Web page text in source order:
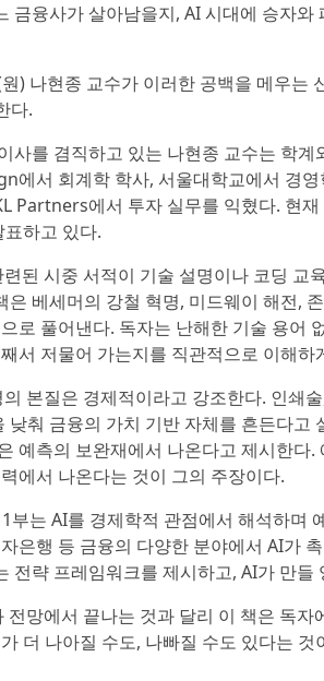
금융사가 살아남을지, AI 시대에 승자
) 나현종 교수가 이러한 공백을 메우는
다.
사를 겸직하고 있는 나현종 교수는 학
에서 회계학 학사, 서울대학교에서 경
Partners에서 투자 실무를 익혔다. 현
하고 있다.
된 시중 서적이 기술 설명이나 코딩
은 베세머의 강철 혁명, 미드웨이 해전,
로 풀어낸다. 독자는 난해한 기술 용어
서 저물어 가는지를 직관적으로 이해하
본질은 경제적이라고 강조한다. 인쇄
낮춰 금융의 가치 기반 자체를 흔든다
예측의 보완재에서 나온다고 제시한
에서 나온다는 것이 그의 주장이다.
부는 AI를 경제학적 관점에서 해석하며
은행 등 금융의 다양한 분야에서 AI가
전략 프레임워크를 제시하고, AI가 만
전망에서 끝나는 것과 달리 이 책은 독
더 나아질 수도, 나빠질 수도 있다는